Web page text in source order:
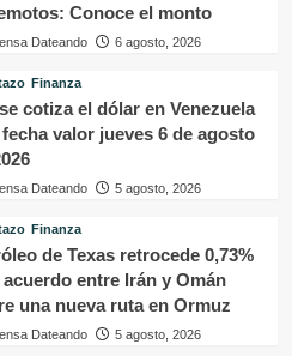
Conoce el monto
Dateando 6 agosto, 2026
Finanza
cotiza el dólar en Venezuela
valor jueves 6 de agosto
Dateando 5 agosto, 2026
Finanza
de Texas retrocede 0,73%
entre Irán y Omán
una nueva ruta en Ormuz
Dateando 5 agosto, 2026